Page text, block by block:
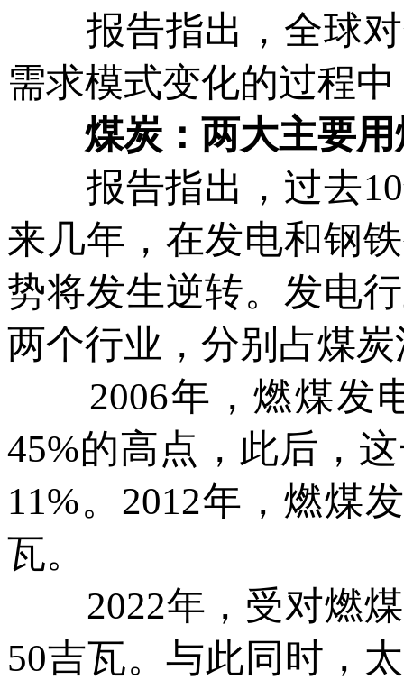
报告指出，全球对
需求模式变化的过程
煤炭：两大主要用
报告指出，过去10
来几年，在发电和钢
势将发生逆转。发电
两个行业，分别占煤
2006年，燃煤发电
45%的高点，此后，
11%。2012年，燃煤
瓦。
2022年，受对燃煤
50吉瓦。与此同时，